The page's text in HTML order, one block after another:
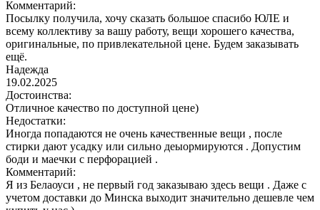
Комментарий:
Посылку получила, хочу сказать большое спасибо ЮЛЕ и
всему коллективу за вашу работу, вещи хорошего качества,
оригинальные, по привлекательной цене. Будем заказывать
ещё.
Надежда
19.02.2025
Достоинства:
Отличное качество по доступной цене)
Недостатки:
Иногда попадаются не очень качественные вещи , после
стирки дают усадку или сильно деыормируются . Допустим
боди и маечки с перфорацией .
Комментарий:
Я из Белаоуси , не первый год заказываю здесь вещи . Даже с
учетом доставки до Минска выходит значительно дешевле чем